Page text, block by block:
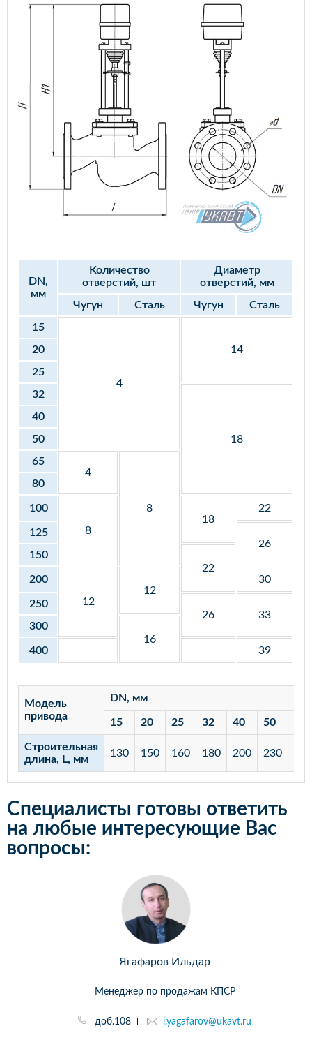
DN,
мм
Количество
отверстий, шт
Диаметр
отверстий, мм
Чугун
Сталь Чугун
Сталь
15
4
14
20
25
32
18
40
50
65
4
8
80
100
8
18
22
125
26
150
22
200
12
12
30
250
26
33
300
16
400
39
Модель
привода
DN, мм
15 20 25 32 40 50
Строительная
длина, L, мм
130 150 160 180 200 230
Специалисты готовы ответить
на любые интересующие Вас
вопросы:
Ягафаров Ильдар
Менеджер по продажам КПСР
доб.108 i.yagafarov@ukavt.ru